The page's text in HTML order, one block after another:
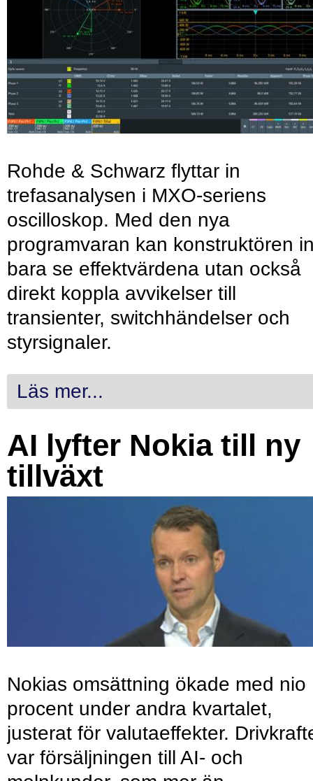
Rohde & Schwarz flyttar in
trefasanalysen i MXO-seriens
oscilloskop. Med den nya
programvaran kan konstruktören
bara se effektvärdena utan också
direkt koppla avvikelser till
transienter, switchhändelser och
styrsignaler.
Läs mer...
AI lyfter Nokia till ny
tillväxt
Nokias omsättning ökade med nio
procent under andra kvartalet,
justerat för valutaeffekter.
var försäljningen till AI- och